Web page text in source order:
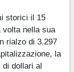
storici il 15
volta nella sua
rialzo di 3.297
la
di dollari al